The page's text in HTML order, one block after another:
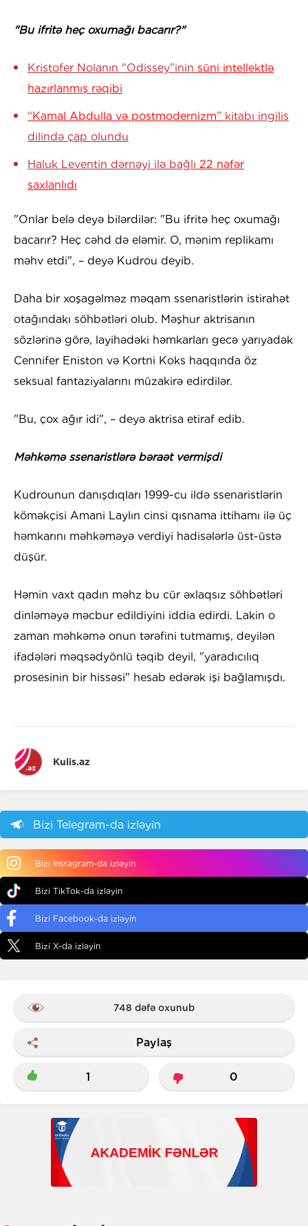
"Bu ifritə heç oxumağı bacarır?"
Kristofer Nolanın "Odissey"inin süni intellektlə
hazırlanmış rəqibi
“Kamal Abdulla və postmodernizm” kitabı ingilis
dilində çap olundu
Haluk Leventin dərnəyi ilə bağlı 22 nəfər
saxlanlıdı
"Onlar belə deyə bilərdilər: "Bu ifritə heç oxumağı
bacarır? Heç cəhd də eləmir. O, mənim replikamı
məhv etdi", – deyə Kudrou deyib.
Daha bir xoşagəlməz məqam ssenaristlərin istirahət
otağındakı söhbətləri olub. Məşhur aktrisanın
sözlərinə görə, layihədəki həmkarları gecə yarıyadək
Cennifer Eniston və Kortni Koks haqqında öz
seksual fantaziyalarını müzakirə edirdilər.
"Bu, çox ağır idi", – deyə aktrisa etiraf edib.
Məhkəmə ssenaristlərə bəraət vermişdi
Kudrounun danışdıqları 1999-cu ildə ssenaristlərin
köməkçisi Amani Laylın cinsi qısnama ittihamı ilə üç
həmkarını məhkəməyə verdiyi hadisələrlə üst-üstə
düşür.
Həmin vaxt qadın məhz bu cür əxlaqsız söhbətləri
dinləməyə məcbur edildiyini iddia edirdi. Lakin o
zaman məhkəmə onun tərəfini tutmamış, deyilən
ifadələri məqsədyönlü təqib deyil, "yaradıcılıq
prosesinin bir hissəsi" hesab edərək işi bağlamışdı.
Kulis.az
Bizi Telegram-da izləyin
Bizi Instagram-da izləyin
Bizi TikTok-da izləyin
Bizi Facebook-da izləyin
Bizi X-da izləyin
748 dəfə oxunub
Paylaş
1 0